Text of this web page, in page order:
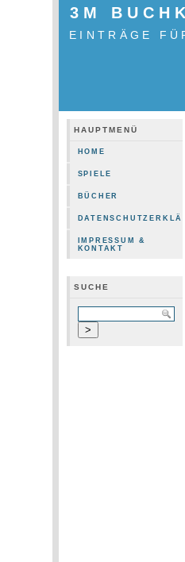
3M
EINTRÄGE
HAUPTMENÜ
HOME
SPIELE
BÜCHER
IMPRESSUM &
KONTAKT
SUCHE